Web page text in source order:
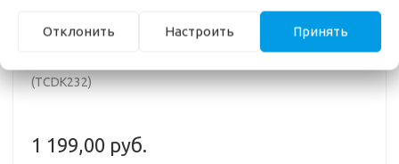
(TCDK232)
1 199,00 руб.
Отклонить Настроить Принять